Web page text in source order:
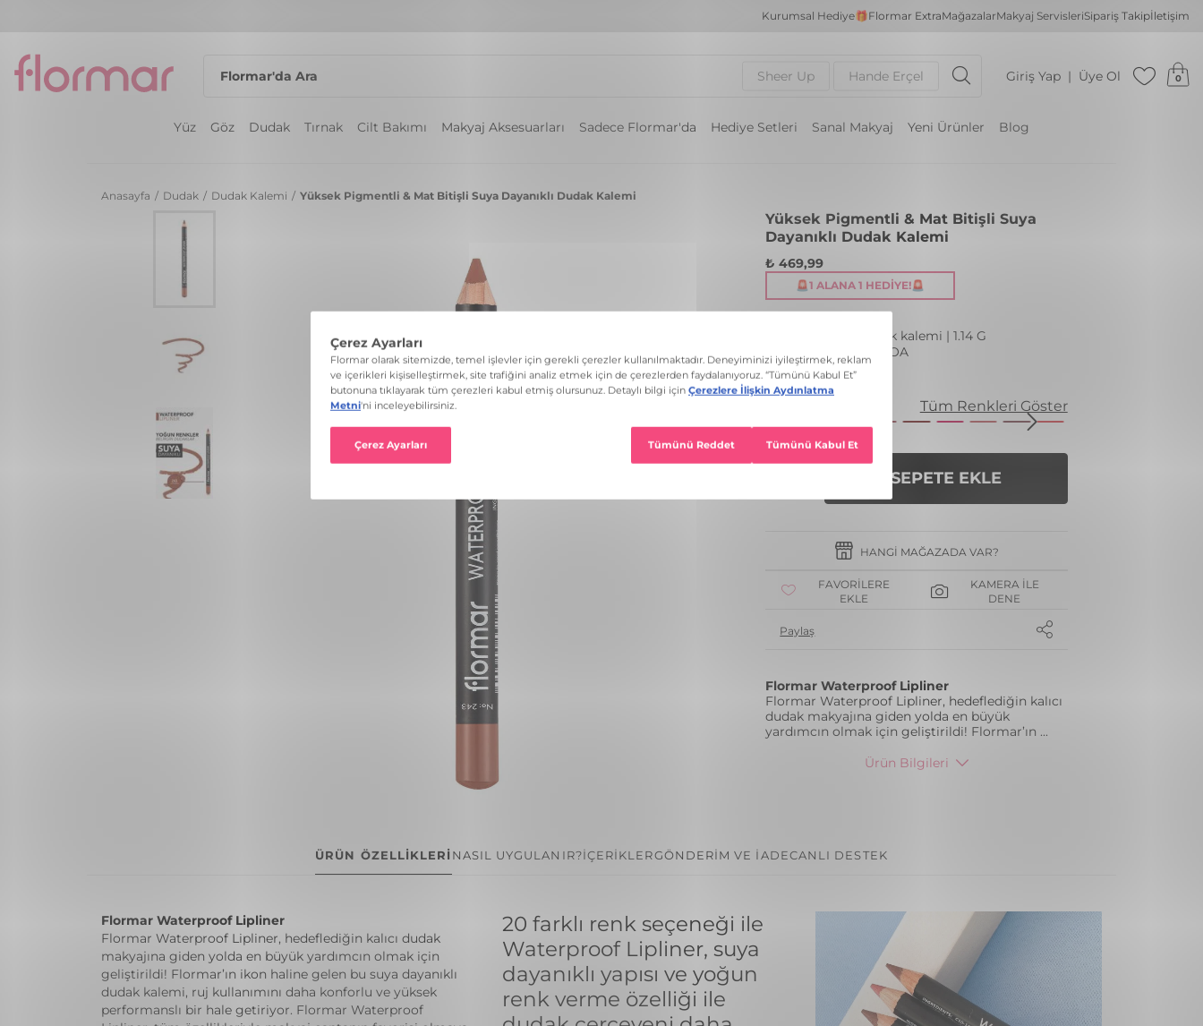
Kurumsal Hediye🎁Flormar ExtraMağazalarMakyaj ServisleriSipariş Takipİletişim
Sheer Up Hande Erçel Giriş Yap Üye Ol 0
Yüz Göz Dudak Tırnak Cilt Bakımı Makyaj Aksesuarları Sadece Flormar'da Hediye Setleri Sanal Makyaj Yeni Ürünler Blog
Anasayfa / Dudak / Dudak Kalemi / Yüksek Pigmentli & Mat Bitişli Suya Dayanıklı Dudak Kalemi
Yüksek Pigmentli & Mat Bitişli Suya
Dayanıklı Dudak Kalemi
Suya dayanıklı dudak kalemi | 1.14 G
Renk: 243 HOT COCOA
₺ 469,99
🚨1 ALANA 1 HEDIYE!🚨
Tüm Renkleri Göster
SEPETE EKLE
HANGI MAĞAZADA VAR?
FAVORILERE
EKLE
KAMERA İLE
DENE
Paylaş
Flormar Waterproof Lipliner
Flormar Waterproof Lipliner, hedeflediğin kalıcı
dudak makyajına giden yolda en büyük
yardımcın olmak için geliştirildi! Flormar’ın ...
Ürün Bilgileri
ÜRÜN ÖZELLİKLERİ NASIL UYGULANIR?İÇERİKLERGÖNDERİM VE İADECANLI DESTEK
Flormar Waterproof Lipliner
Flormar Waterproof Lipliner, hedeflediğin kalıcı dudak
makyajına giden yolda en büyük yardımcın olmak için
geliştirildi! Flormar’ın ikon haline gelen bu suya dayanıklı
dudak kalemi, ruj kullanımını daha konforlu ve yüksek
performanslı bir hale getiriyor. Flormar Waterproof
20 farklı renk seçeneği ile
Waterproof Lipliner, suya
dayanıklı yapısı ve yoğun
renk verme özelliği ile